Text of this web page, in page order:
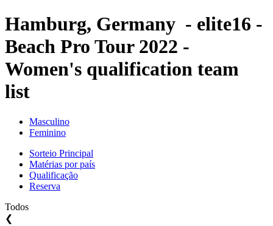
Hamburg, Germany - elite16 -
Beach Pro Tour 2022 -
Women's qualification team
list
Masculino
Feminino
Sorteio Principal
Matérias por país
Qualificação
Reserva
Todos
❮